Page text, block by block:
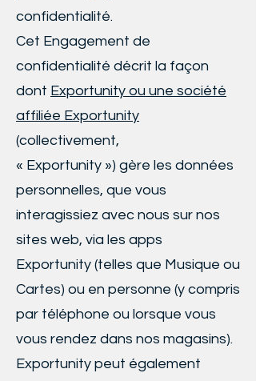
confidentialité.
Cet Engagement de
confidentialité décrit la façon
dont Exportunity ou une société
affiliée Exportunity
(collectivement,
« Exportunity ») gère les données
personnelles, que vous
interagissiez avec nous sur nos
sites web, via les apps
Exportunity (telles que Musique ou
Cartes) ou en personne (y compris
par téléphone ou lorsque vous
vous rendez dans nos magasins).
Exportunity peut également